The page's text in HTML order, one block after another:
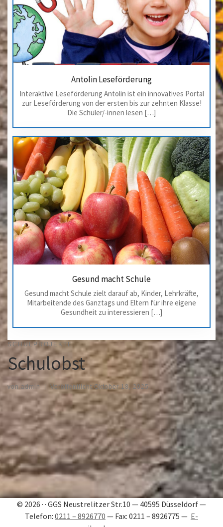
Antolin Leseförderung
Interaktive Leseförderung Antolin ist ein innovatives Portal
zur Leseförderung von der ersten bis zur zehnten Klasse!
Die Schüler/-innen lesen […]
Gesund macht Schule
Gesund macht Schule zielt darauf ab, Kinder, Lehrkräfte,
Mitarbeitende des Ganztags und Eltern für ihre eigene
Gesundheit zu interessieren […]
SCHULPROJEKTE
Schulobst
von admin | VeröffentlichtOktober 18, 2025
© 2026 · · GGS Neustrelitzer Str.10 — 40595 Düsseldorf —
Telefon: 0211 – 8926770 — Fax: 0211 – 8926775 — E-